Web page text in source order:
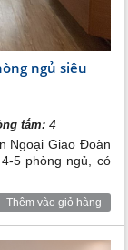
của gara để
giúp việc
nhà. Được
còn
và sân vườn
nhà.
và phòng
tâm của
giãn ngoài
Các căn biệt
tại mỗi phòng
ngủ siêu
tắm: 4
Ngoại Giao Đoàn
5 phòng ngủ, có
Thêm vào giỏ hàng